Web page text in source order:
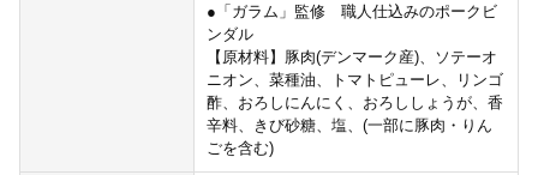
●「ガラム」監修 職人仕込みのポークビ
ンダル
【原材料】豚肉(デンマーク産)、ソテーオ
ニオン、菜種油、トマトピューレ、リンゴ
酢、おろしにんにく、おろししょうが、香
辛料、きび砂糖、塩、(一部に豚肉・りん
ごを含む)